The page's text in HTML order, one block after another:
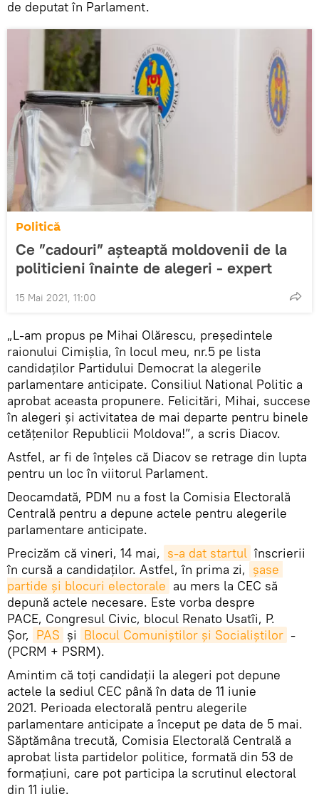
de deputat în Parlament.
Politică
Ce ”cadouri” așteaptă moldovenii de la
politicieni înainte de alegeri - expert
15 Mai 2021, 11:00
„L-am propus pe Mihai Olărescu, președintele
raionului Cimișlia, în locul meu, nr.5 pe lista
candidaților Partidului Democrat la alegerile
parlamentare anticipate. Consiliul National Politic a
aprobat aceasta propunere. Felicitări, Mihai, succese
în alegeri și activitatea de mai departe pentru binele
cetățenilor Republicii Moldova!”, a scris Diacov.
Astfel, ar fi de înțeles că Diacov se retrage din lupta
pentru un loc în viitorul Parlament.
Deocamdată, PDM nu a fost la Comisia Electorală
Centrală pentru a depune actele pentru alegerile
parlamentare anticipate.
Precizăm că vineri, 14 mai, s-a dat startul înscrierii
în cursă a candidaților. Astfel, în prima zi, șase
partide și blocuri electorale au mers la CEC să
depună actele necesare. Este vorba despre
PACE, Congresul Civic, blocul Renato Usatîi, P.
Șor, PAS și Blocul Comuniștilor și Socialiștilor -
(PCRM + PSRM).
Amintim că toți candidații la alegeri pot depune
actele la sediul CEC până în data de 11 iunie
2021. Perioada electorală pentru alegerile
parlamentare anticipate a început pe data de 5 mai.
Săptămâna trecută, Comisia Electorală Centrală a
aprobat lista partidelor politice, formată din 53 de
formațiuni, care pot participa la scrutinul electoral
din 11 iulie.